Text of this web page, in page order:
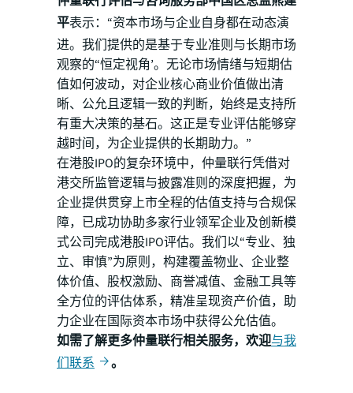
平表示：“资本市场与企业自身都在动态演
进。我们提供的是基于专业准则与长期市场
观察的“恒定视角’。无论市场情绪与短期估
值如何波动，对企业核心商业价值做出清
晰、公允且逻辑一致的判断，始终是支持所
有重大决策的基石。这正是专业评估能够穿
越时间，为企业提供的长期助力。”
在港股IPO的复杂环境中，仲量联行凭借对
港交所监管逻辑与披露准则的深度把握，为
企业提供贯穿上市全程的估值支持与合规保
障，已成功协助多家行业领军企业及创新模
式公司完成港股IPO评估。我们以“专业、独
立、审慎”为原则，构建覆盖物业、企业整
体价值、股权激励、商誉减值、金融工具等
全方位的评估体系，精准呈现资产价值，助
力企业在国际资本市场中获得公允估值。
如需了解更多仲量联行相关服务，欢迎与我
们联系
。